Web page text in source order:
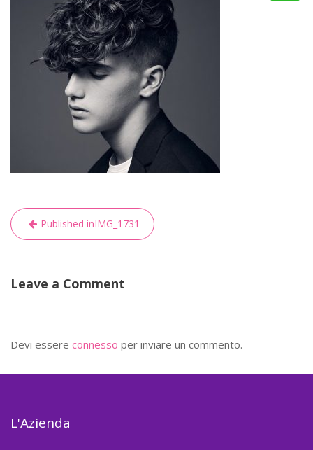
Navigazione
articoli
Published inIMG_1731
Leave a Comment
Devi essere connesso per inviare un commento.
L'Azienda